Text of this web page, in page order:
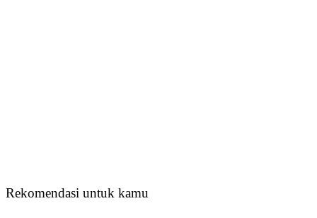
Rekomendasi untuk kamu